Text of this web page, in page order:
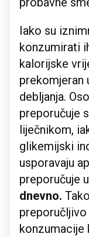
Iako su
konzumirati
kalorijske
prekomjeran
debljanja.
preporučuje
liječnikom,
glikemijski
usporavaju
preporučuje
dnevno.
konzumacije